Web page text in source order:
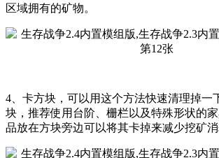
区域拥有的矿物。
4、卡方块，可以用这个方法快速清理掉一
块，推荐使用台阶、栅栏以及特殊形状的
品放在方块旁边可以将其卡掉来减少挖矿消